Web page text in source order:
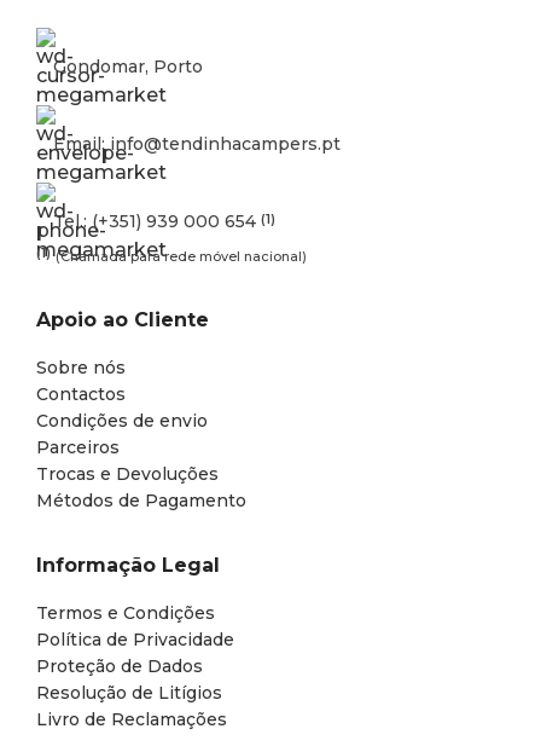
Gondomar, Porto
Email: info@tendinhacampers.pt
Tel.: (+351) 939 000 654 (1)
(1) (Chamada para rede móvel nacional)
Apoio ao Cliente
Sobre nós
Contactos
Condições de envio
Parceiros
Trocas e Devoluções
Métodos de Pagamento
Informação Legal
Termos e Condições
Política de Privacidade
Proteção de Dados
Resolução de Litígios
Livro de Reclamações